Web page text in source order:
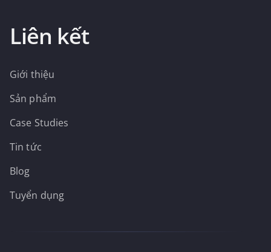
Liên kết
Giới thiệu
Sản phẩm
Case Studies
Tin tức
Blog
Tuyển dụng